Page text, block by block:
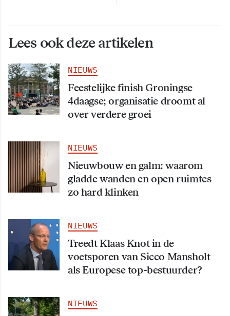
Lees ook deze artikelen
NIEUWS
Feestelijke finish Groningse
4daagse; organisatie droomt al
over verdere groei
NIEUWS
Nieuwbouw en galm: waarom
gladde wanden en open ruimtes
zo hard klinken
NIEUWS
Treedt Klaas Knot in de
voetsporen van Sicco Mansholt
als Europese top-bestuurder?
NIEUWS